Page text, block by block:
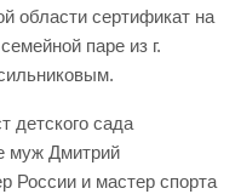
области сертификат на
паре из г.
детского сада
муж Дмитрий
России и мастер спорта